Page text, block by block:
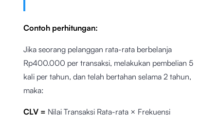
Contoh perhitungan:
Jika seorang pelanggan rata-rata berbelanja
Rp400.000 per transaksi, melakukan pembelian 5
kali per tahun, dan telah bertahan selama 2 tahun,
maka:
CLV = Nilai Transaksi Rata-rata × Frekuensi